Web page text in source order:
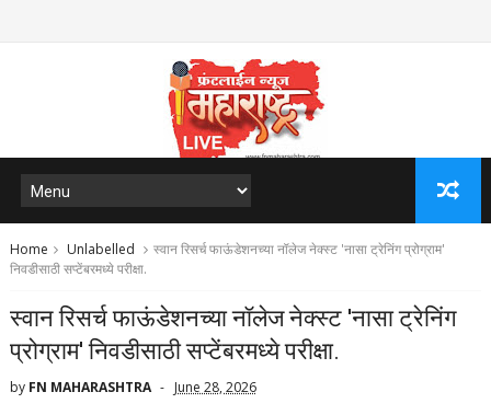
Home Unlabelled
स्वान रिसर्च फाऊंडेशनच्या नॉलेज नेक्स्ट 'नासा ट्रेनिंग प्रोग्राम'
निवडीसाठी सप्टेंबरमध्ये परीक्षा.
स्वान रिसर्च फाऊंडेशनच्या नॉलेज नेक्स्ट 'नासा ट्रेनिंग
प्रोग्राम' निवडीसाठी सप्टेंबरमध्ये परीक्षा.
by FN MAHARASHTRA June 28, 2026